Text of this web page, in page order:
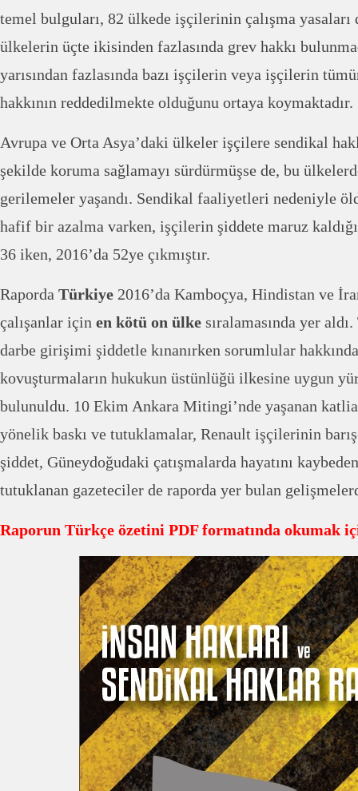
temel bulguları, 82 ülkede işçilerinin çalışma yasaları
ülkelerin üçte ikisinden fazlasında grev hakkı
yarısından fazlasında bazı işçilerin veya işçilerin
hakkının reddedilmekte olduğunu ortaya koymaktadır.
Avrupa ve Orta Asya’daki ülkeler işçilere sendikal
şekilde koruma sağlamayı sürdürmüşse de, bu
gerilemeler yaşandı. Sendikal faaliyetleri nedeniyle
hafif bir azalma varken, işçilerin şiddete maruz kaldığı
36 iken, 2016’da 52ye çıkmıştır.
Raporda Türkiye 2016’da Kamboçya, Hindistan ve
çalışanlar için en kötü on ülke sıralamasında yer
darbe girişimi şiddetle kınanırken sorumlular
kovuşturmaların hukukun üstünlüğü ilkesine uygun
bulunuldu. 10 Ekim Ankara Mitingi’nde yaşanan
yönelik baskı ve tutuklamalar, Renault işçilerinin
şiddet, Güneydoğudaki çatışmalarda hayatını
tutuklanan gazeteciler de raporda yer bulan
Raporun Türkçe özetini PDF formatında okumak